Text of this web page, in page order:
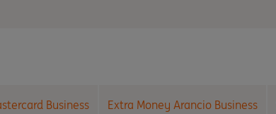
Business Extra Money Arancio Business